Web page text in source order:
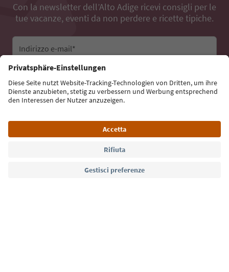
Con la newsletter dell’Alto Adige ricevi consigli per le
tue vacanze, eventi da non perdere e ricette tipiche.
Indirizzo e-mail*
Iscriviti alla newsletter